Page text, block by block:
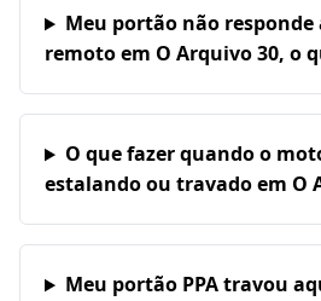
Meu portão não
remoto em O Arquivo 30, o
O que fazer quando o
estalando ou travado em O
Meu portão PPA travou